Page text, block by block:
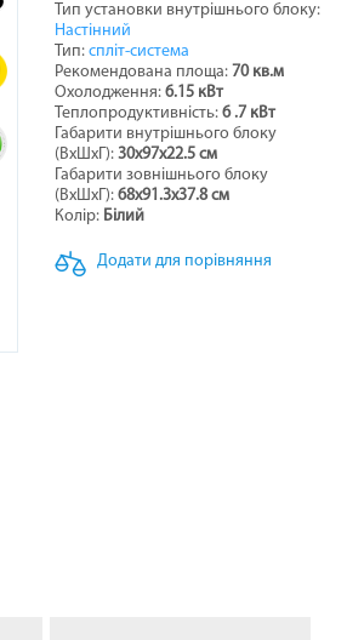
НАПОЛЬНО-СТЕЛЬОВІ
ДО КОНДИЦІОНЕРІВ
ЖАРОТРУБНІ
КОМПЕНСАЦІЙНІ
ДО БОЙЛЕРІВ -
ВОДОНАГРІВАЧІВ
ЗАВІСИ
ЕЛЕКТРОКАМІНИ
Тип установки внутрішнього блоку:
Настінний
Тип: спліт-система
Рекомендована площа: 70 кв.м
Охолодження: 6.15 кВт
Теплопродуктивність: 6 .7 кВт
Габарити внутрішнього блоку
(ВхШхГ): 30х97х22.5 см
Габарити зовнішнього блоку
(ВхШхГ): 68х91.3х37.8 см
Колір: Білий
Додати для порівняння